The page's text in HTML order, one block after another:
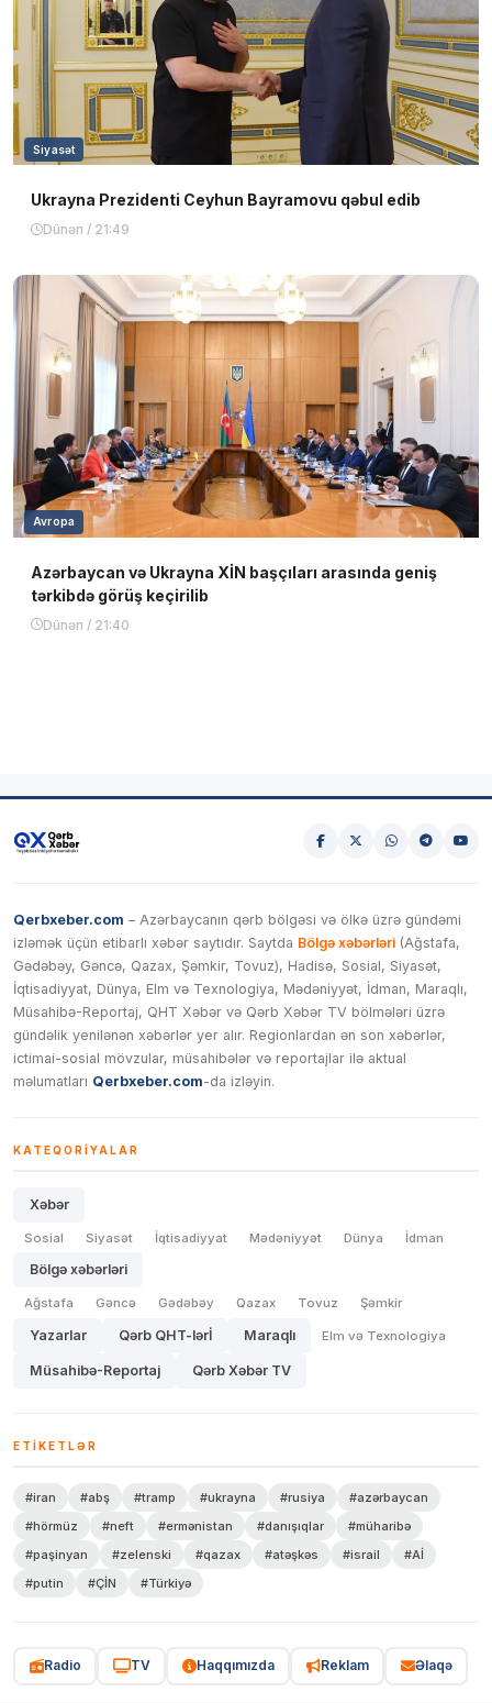
Siyasət
Ukrayna Prezidenti Ceyhun Bayramovu qəbul edib
Dünən / 21:49
Avropa
Azərbaycan və Ukrayna XİN başçıları arasında geniş
tərkibdə görüş keçirilib
Dünən / 21:40
Qerbxeber.com – Azərbaycanın qərb bölgəsi və ölkə üzrə gündəmi
izləmək üçün etibarlı xəbər saytıdır. Saytda Bölgə xəbərləri (Ağstafa,
Gədəbəy, Gəncə, Qazax, Şəmkir, Tovuz), Hadisə, Sosial, Siyasət,
İqtisadiyyat, Dünya, Elm və Texnologiya, Mədəniyyət, İdman, Maraqlı,
Müsahibə-Reportaj, QHT Xəbər və Qərb Xəbər TV bölmələri üzrə
gündəlik yenilənən xəbərlər yer alır. Regionlardan ən son xəbərlər,
ictimai-sosial mövzular, müsahibələr və reportajlar ilə aktual
məlumatları Qerbxeber.com-da izləyin.
KATEQORIYALAR
Xəbər
Sosial Siyasət İqtisadiyyat Mədəniyyət Dünya İdman
Bölgə xəbərləri
Ağstafa Gəncə Gədəbəy Qazax Tovuz Şəmkir
Yazarlar Qərb QHT-lərİ Maraqlı Elm və Texnologiya
Müsahibə-Reportaj Qərb Xəbər TV
ETIKETLƏR
#iran #abş #tramp #ukrayna #rusiya
#azərbaycan
#hörmüz
#neft #ermənistan #danışıqlar
#müharibə
#paşinyan
#zelenski #qazax #atəşkəs #israil
#Aİ
#putin
#ÇİN #Türkiyə
Radio TV Haqqımızda Reklam Əlaqə